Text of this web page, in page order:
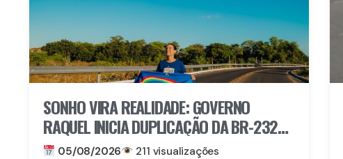
SONHO VIRA REALIDADE: GOVERNO
RAQUEL INICIA DUPLICAÇÃO DA BR-232
ENTRE SÃO CAETANO E BELO JARDIM
05/08/2026 211 visualizações